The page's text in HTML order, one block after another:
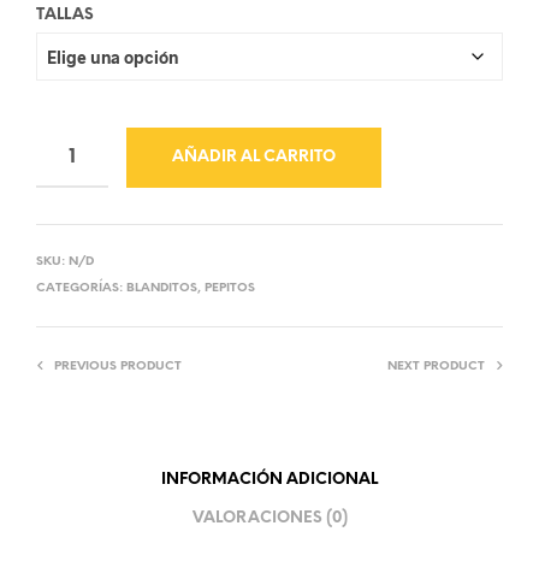
TALLAS
AÑADIR AL CARRITO
SKU: N/D
CATEGORÍAS: BLANDITOS, PEPITOS
PREVIOUS PRODUCT NEXT PRODUCT
INFORMACIÓN ADICIONAL
VALORACIONES (0)